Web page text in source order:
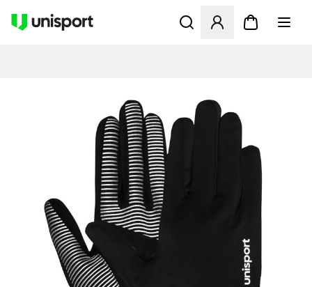
Åbner en Modal til at